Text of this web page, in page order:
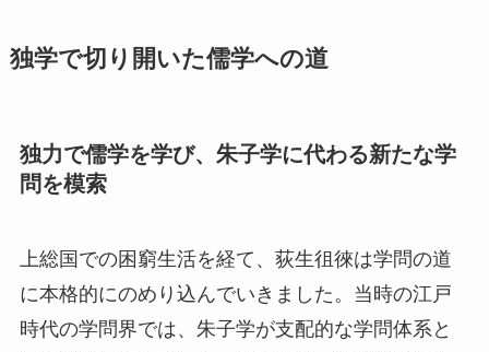
独学で切り開いた儒学への道
独力で儒学を学び、朱子学に代わる新たな学
問を模索
上総国での困窮生活を経て、荻生徂徠は学問の道
に本格的にのめり込んでいきました。当時の江戸
時代の学問界では、朱子学が支配的な学問体系と